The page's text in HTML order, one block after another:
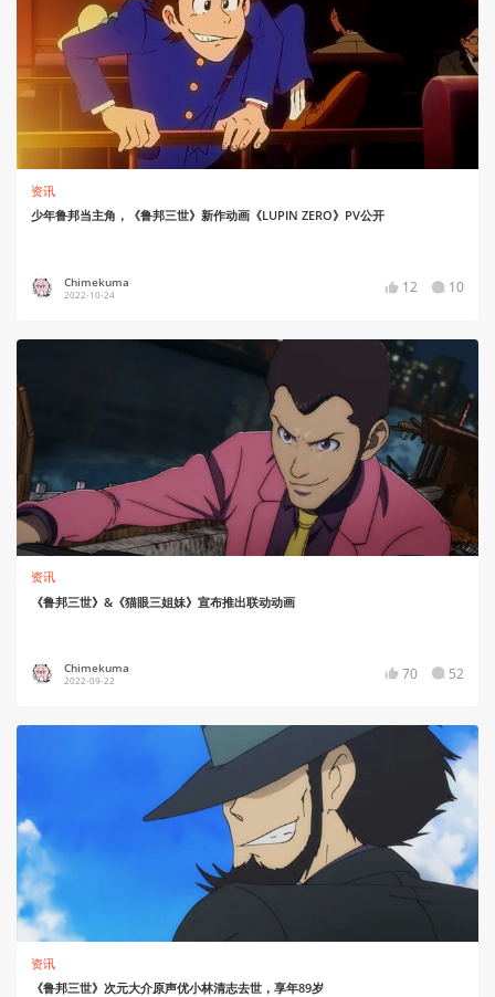
资讯
少年鲁邦当主角，《鲁邦三世》新作动画《LUPIN ZERO》PV公开
Chimekuma
2022-10-24 12 10
资讯
《鲁邦三世》&《猫眼三姐妹》宣布推出联动动画
Chimekuma
2022-09-22 70 52
资讯
《鲁邦三世》次元大介原声优小林清志去世，享年89岁